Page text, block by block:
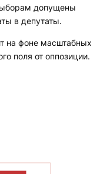
допущены
в депутаты.
на фоне масштабных
поля от оппозиции.